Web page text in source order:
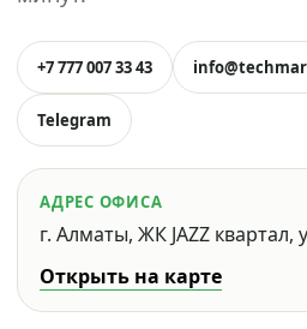
+7 777 007 33 43
Telegram
АДРЕС ОФИСА
г. Алматы, ЖК JAZZ квартал,
Открыть на карте